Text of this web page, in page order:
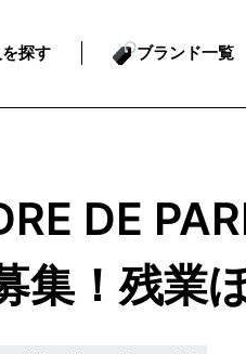
探す ブランド一覧
DE
集！残業